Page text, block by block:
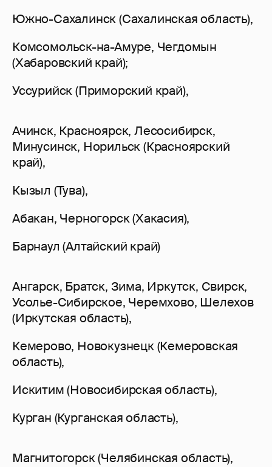
Южно-Сахалинск (Сахалинская область),
Комсомольск-на-Амуре, Чегдомын
(Хабаровский край);
Уссурийск (Приморский край),
Ачинск, Красноярск, Лесосибирск,
Минусинск, Норильск (Красноярский
край),
Кызыл (Тува),
Абакан, Черногорск (Хакасия),
Барнаул (Алтайский край)
Ангарск, Братск, Зима, Иркутск, Свирск,
Усолье-Сибирское, Черемхово, Шелехов
(Иркутская область),
Кемерово, Новокузнецк (Кемеровская
область),
Искитим (Новосибирская область),
Курган (Курганская область),
Магнитогорск (Челябинская область),